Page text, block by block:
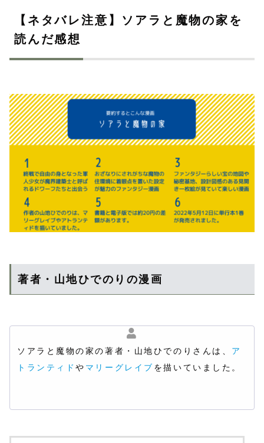
【ネタバレ注意】ソアラと魔物の家を
読んだ感想
著者・山地ひでのりの漫画
ソアラと魔物の家の著者・山地ひでのりさんは、 ア
トランティドや マリーグレイブ を描いていました。